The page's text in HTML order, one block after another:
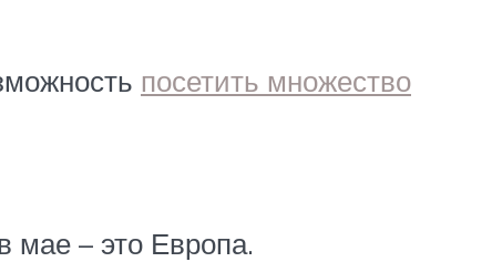
посетить множество
мае – это Европа.